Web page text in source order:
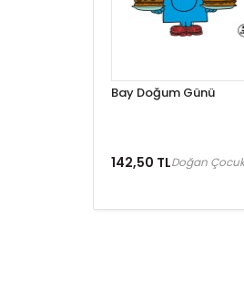
Bay Doğum Günü
142,50 TLDoğan Çocuk